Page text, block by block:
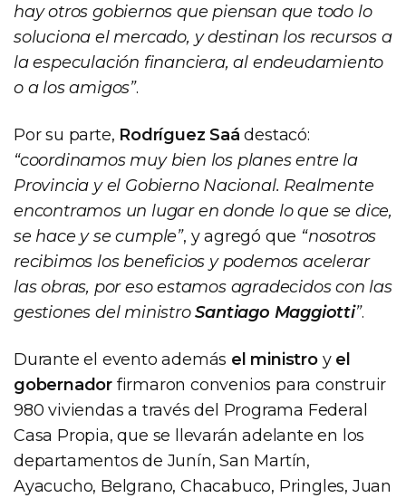
hay otros gobiernos que piensan que todo lo
soluciona el mercado, y destinan los recursos a
la especulación financiera, al endeudamiento
o a los amigos”.
Por su parte, Rodríguez Saá destacó:
“coordinamos muy bien los planes entre la
Provincia y el Gobierno Nacional. Realmente
encontramos un lugar en donde lo que se dice,
se hace y se cumple”, y agregó que “nosotros
recibimos los beneficios y podemos acelerar
las obras, por eso estamos agradecidos con las
gestiones del ministroSantiago Maggiotti”.
Durante el evento además el ministroy el
gobernador firmaron convenios para construir
980 viviendas a través del Programa Federal
Casa Propia, que se llevarán adelante en los
departamentos de Junín, San Martín,
Ayacucho, Belgrano, Chacabuco, Pringles, Juan